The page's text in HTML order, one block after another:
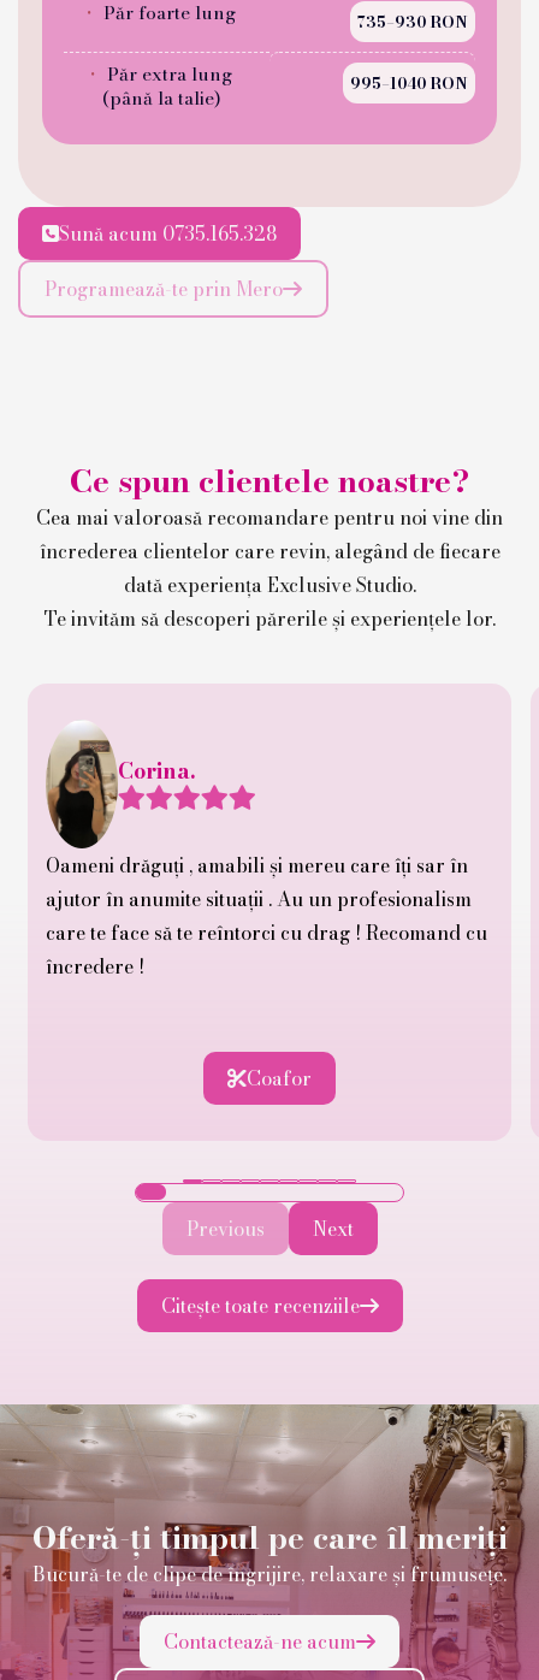
Sună acum 0735.165.328
Programează-te prin Mero
Păr foarte lung 735–930 RON
Păr extra lung
(până la talie)
995–1040 RON
Ce spun clientele noastre?
Cea mai valoroasă recomandare pentru noi vine din
încrederea clientelor care revin, alegând de fiecare
dată experiența Exclusive Studio.
Te invităm să descoperi părerile și experiențele lor.
Corina.

Oameni drăguți , amabili și mereu care îți sar în
ajutor în anumite situații . Au un profesionalism
care te face să te reîntorci cu drag ! Recomand cu
încredere !
Coafor
Previous Next
Citește toate recenziile
Oferă-ți timpul pe care îl meriți
Bucură-te de clipe de îngrijire, relaxare și frumusețe.
Contactează-ne acum